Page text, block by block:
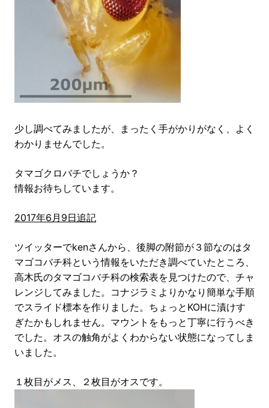
少し調べてみましたが、まったく手がかりがなく、よく
わかりませんでした。
タマゴクロバチでしょうか？
情報お待ちしています。
2017年6月9日追記
ツイッターでkenさんから、後脚の附節が３節なのはタ
マゴコバチ科という情報をいただき調べていたところ、
高木氏のタマゴコバチ科の検索表を見つけたので、チャ
レンジしてみました。コナジラミよりかなり簡単な手順
でスライド標本を作りました。ちょっとKOHに漬けす
ぎたかもしれません。マウントをもっと丁寧に行うべき
でした。オスの触角がよくわからない状態になってしま
いました。
１枚目がメス、２枚目がオスです。